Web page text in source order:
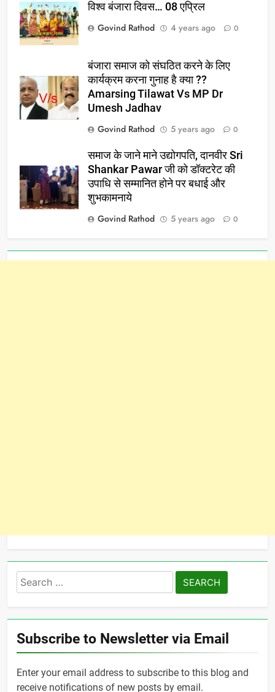
विश्व बंजारा दिवस… 08 एप्रिल
Govind Rathod
4 years ago 0
बंजारा समाज को संघठित करने के लिए
कार्यक्रम करना गुनाह है क्या ??
Amarsing Tilawat Vs MP Dr
Umesh Jadhav
Govind Rathod
5 years ago 0
समाज के जाने माने उद्योगपति, दानवीर Sri
Shankar Pawar जी को डॉक्टरेट की
उपाधि से सम्मानित होने पर बधाई और
शुभकामनाये
Govind Rathod
5 years ago 0
Search
for:
Subscribe to Newsletter via Email
Enter your email address to subscribe to this blog and
receive notifications of new posts by email.